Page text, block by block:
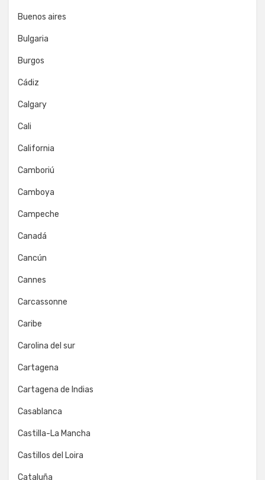
Buenos aires
Bulgaria
Burgos
Cádiz
Calgary
Cali
California
Camboriú
Camboya
Campeche
Canadá
Cancún
Cannes
Carcassonne
Caribe
Carolina del sur
Cartagena
Cartagena de Indias
Casablanca
Castilla-La Mancha
Castillos del Loira
Cataluña